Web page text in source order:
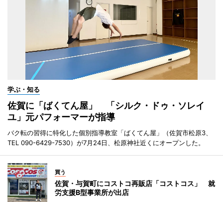
学ぶ・知る
佐賀に「ばくてん屋」 「シルク・ドゥ・ソレイ
ユ」元パフォーマーが指導
バク転の習得に特化した個別指導教室「ばくてん屋」（佐賀市松原3、
TEL 090-6429-7530）が7月24日、松原神社近くにオープンした。
買う
佐賀・与賀町にコストコ再販店「コストコス」 就
労支援B型事業所が出店